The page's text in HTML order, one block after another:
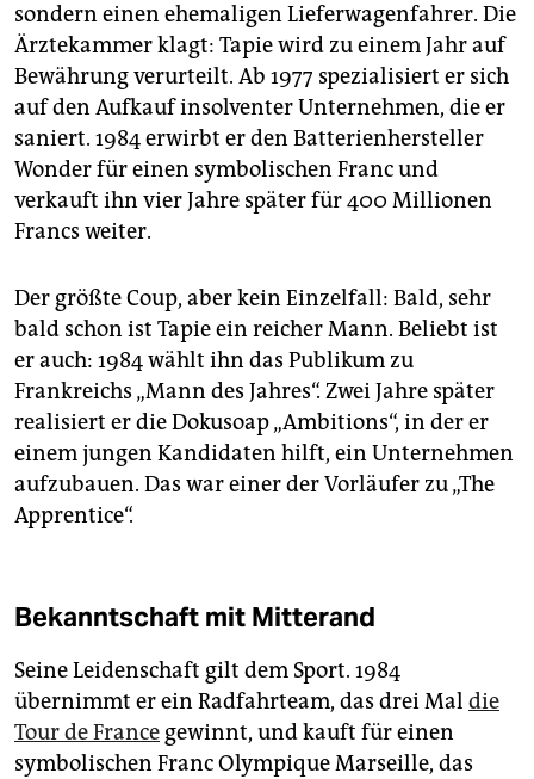
sondern einen ehemaligen Lieferwagenfahrer. Die
Ärztekammer klagt: Tapie wird zu einem Jahr auf
Bewährung verurteilt. Ab 1977 spezialisiert er sich
auf den Aufkauf insolventer Unternehmen, die er
saniert. 1984 erwirbt er den Batterienhersteller
Wonder für einen symbolischen Franc und
verkauft ihn vier Jahre später für 400 Millionen
Francs weiter.
Der größte Coup, aber kein Einzelfall: Bald, sehr
bald schon ist Tapie ein reicher Mann. Beliebt ist
er auch: 1984 wählt ihn das Publikum zu
Frankreichs „Mann des Jahres“. Zwei Jahre später
realisiert er die Dokusoap „Ambitions“, in der er
einem jungen Kandidaten hilft, ein Unternehmen
aufzubauen. Das war einer der Vorläufer zu „The
Apprentice“.
Bekanntschaft mit Mitterand
Seine Leidenschaft gilt dem Sport. 1984
übernimmt er ein Radfahrteam, das drei Mal die
Tour de France gewinnt, und kauft für einen
symbolischen Franc Olympique Marseille, das